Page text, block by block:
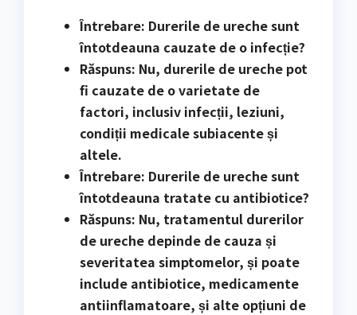
Întrebare: Durerile de ureche sunt
întotdeauna cauzate de o infecție?
Răspuns: Nu, durerile de ureche pot
fi cauzate de o varietate de
factori, inclusiv infecții, leziuni,
condiții medicale subiacente și
altele.
Întrebare: Durerile de ureche sunt
întotdeauna tratate cu antibiotice?
Răspuns: Nu, tratamentul durerilor
de ureche depinde de cauza și
severitatea simptomelor, și poate
include antibiotice, medicamente
antiinflamatoare, și alte opțiuni de